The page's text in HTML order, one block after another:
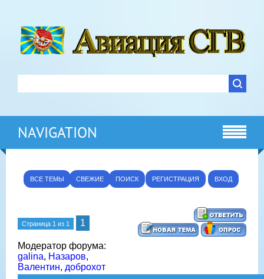
NAVIGATION
ВСЕ ТЕМЫ СВЕЖИЕ ПОИСК РЕГИСТРАЦИЯ ВХОД
Страница 1 из 1 1
Модератор форума:
galina, Назаров,
Валентин, доброхот